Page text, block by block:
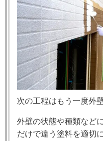
次の工程はもう一度外
外壁の状態や種類など
だけで違う塗料を適切